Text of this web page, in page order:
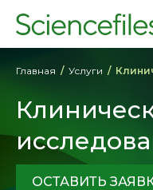
Главная Услуги
ОСТАВИТЬ